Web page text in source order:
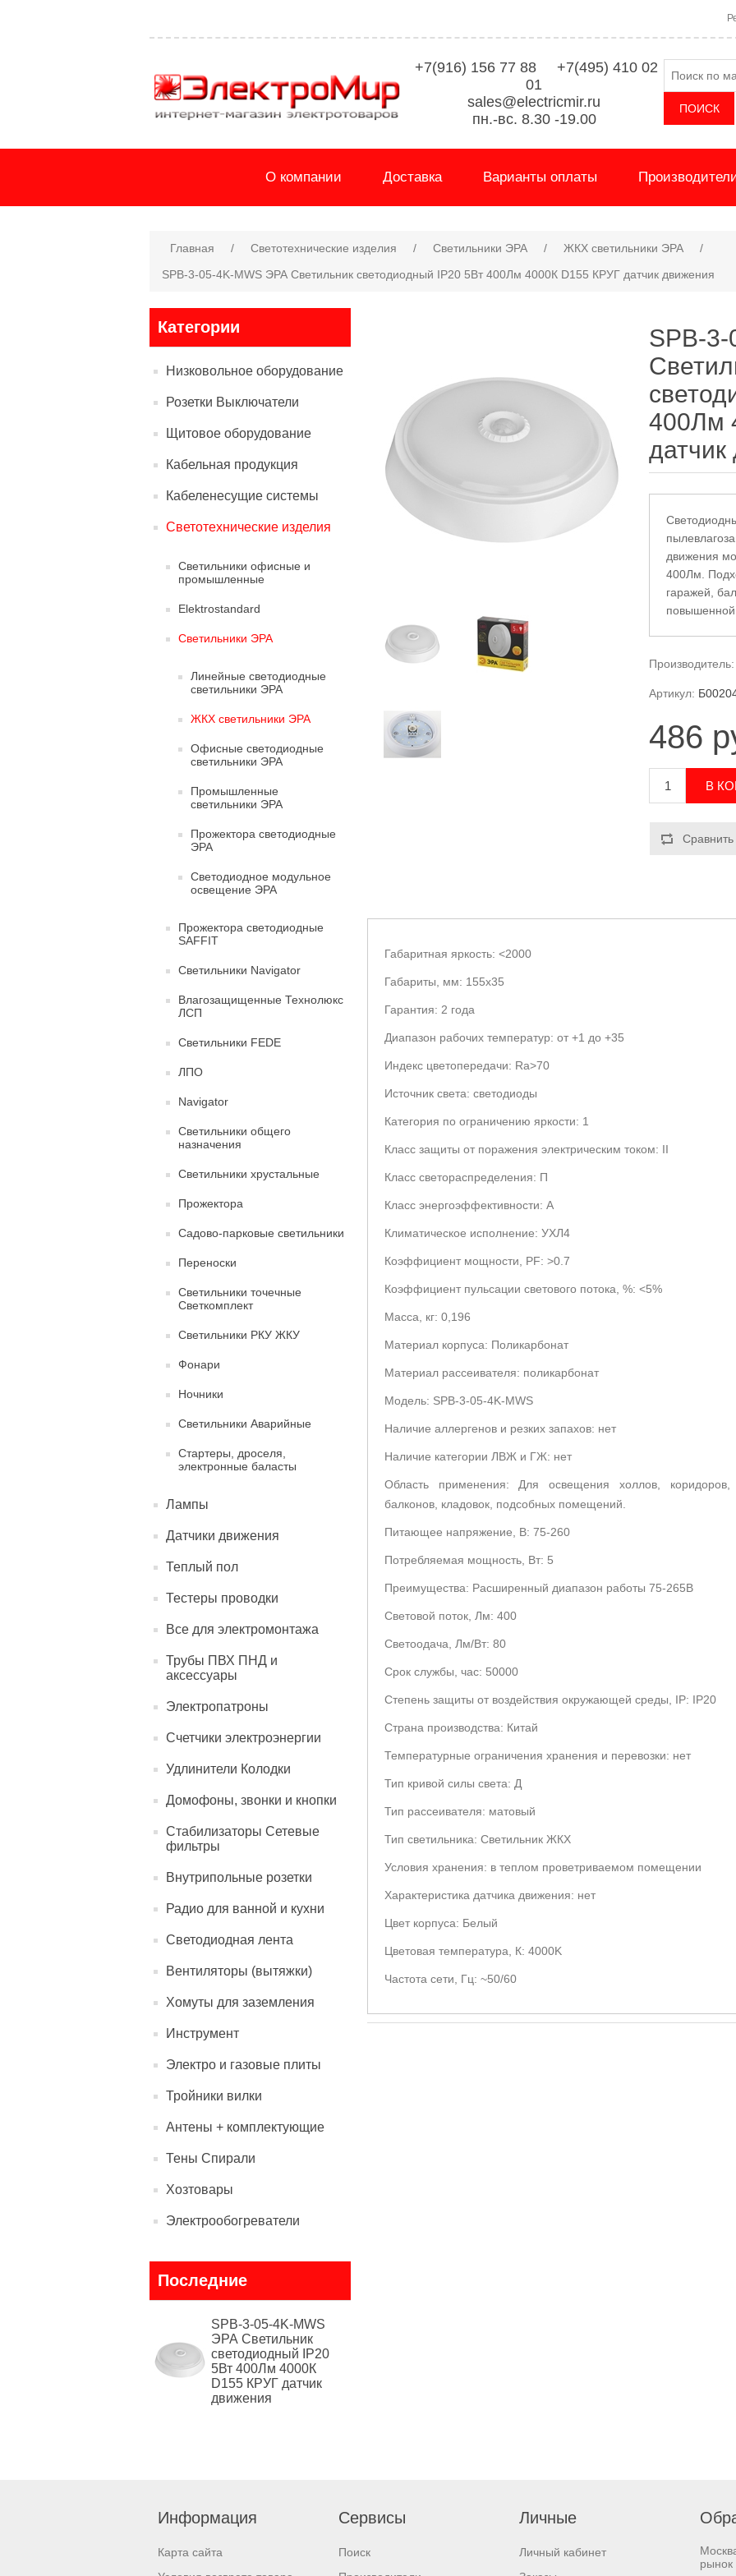
+7(916) 156 77 88 +7(495) 410 02
01
sales@electricmir.ru
пн.-вс. 8.30 -19.00
О компании Доставка Варианты оплаты
Главная / Светотехнические изделия / Светильники ЭРА / ЖКХ светильники ЭРА
/
SPB-3-05-4K-MWS ЭРА Cветильник светодиодный IP20 5Вт 400Лм 4000К D155 КРУГ датчик движения
Категории
Низковольное оборудование
Розетки Выключатели
Щитовое оборудование
Кабельная продукция
Кабеленесущие системы
Светотехнические изделия
Светильники офисные и
промышленные
Elektrostandard
Светильники ЭРА
Линейные светодиодные
светильники ЭРА
ЖКХ светильники ЭРА
Офисные светодиодные
светильники ЭРА
Промышленные
светильники ЭРА
Прожектора светодиодные
ЭРА
Светодиодное модульное
освещение ЭРА
Прожектора светодиодные
SAFFIT
Светильники Navigator
Влагозащищенные Технолюкс
ЛСП
Светильники FEDE
ЛПО
Navigator
Светильники общего
назначения
Светильники хрустальные
Прожектора
Садово-парковые светильники
Переноски
Светильники точечные
Светкомплект
Светильники РКУ ЖКУ
Фонари
Ночники
Светильники Аварийные
Стартеры, дроселя,
электронные баласты
Лампы
Датчики движения
Теплый пол
Тестеры проводки
Все для электромонтажа
Трубы ПВХ ПНД и
аксессуары
Электропатроны
Счетчики электроэнергии
Удлинители Колодки
Домофоны, звонки и кнопки
Стабилизаторы Сетевые
фильтры
Внутрипольные розетки
Радио для ванной и кухни
Светодиодная лента
Вентиляторы (вытяжки)
Хомуты для заземления
Инструмент
Электро и газовые плиты
Тройники вилки
Антены + комплектующие
Тены Спирали
Хозтовары
Электрообогреватели
Последние
SPB-3-05-4K-MWS
ЭРА Cветильник
светодиодный IP20
5Вт 400Лм 4000К
D155 КРУГ датчик
движения
SPB-
400Лм
движения
400Лм.
гаражей,
Производитель:
Артикул:
486
Габаритная яркость: <2000
Габариты, мм: 155x35
Гарантия: 2 года
Диапазон рабочих температур: от +1 до +35
Индекс цветопередачи: Ra>70
Источник света: светодиоды
Категория по ограничению яркости: 1
Класс защиты от поражения электрическим током: II
Класс светораспределения: П
Класс энергоэффективности: А
Климатическое исполнение: УХЛ4
Коэффициент мощности, PF: >0.7
Коэффициент пульсации светового потока, %: <5%
Масса, кг: 0,196
Материал корпуса: Поликарбонат
Материал рассеивателя: поликарбонат
Модель: SPB-3-05-4K-MWS
Наличие аллергенов и резких запахов: нет
Наличие категории ЛВЖ и ГЖ: нет
Область применения: Для освещения холлов, коридоров,
балконов, кладовок, подсобных помещений.
Питающее напряжение, В: 75-260
Потребляемая мощность, Вт: 5
Преимущества: Расширенный диапазон работы 75-265В
Световой поток, Лм: 400
Светоодача, Лм/Вт: 80
Срок службы, час: 50000
Степень защиты от воздействия окружающей среды, IP: IP20
Страна производства: Китай
Температурные ограничения хранения и перевозки: нет
Тип кривой силы света: Д
Тип рассеивателя: матовый
Тип светильника: Светильник ЖКХ
Условия хранения: в теплом проветриваемом помещении
Характеристика датчика движения: нет
Цвет корпуса: Белый
Цветовая температура, К: 4000K
Частота сети, Гц: ~50/60
Информация
Карта сайта
Сервисы
Поиск
Личные
Личный кабинет
рынок